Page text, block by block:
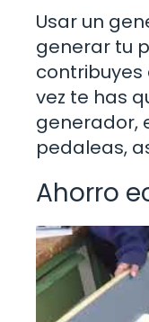
Usar un
generar tu
contribuyes
vez te has
generador,
pedaleas,
Ahorro